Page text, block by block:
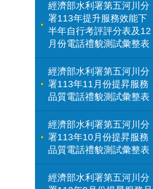
經濟部水利署第五河川分
署113年提升服務效能下
半年自行考評評分表及12
月份電話禮貌測試彙整表
經濟部水利署第五河川分
署113年11月份提昇服務
品質電話禮貌測試彙整表
經濟部水利署第五河川分
署113年10月份提昇服務
品質電話禮貌測試彙整表
經濟部水利署第五河川分